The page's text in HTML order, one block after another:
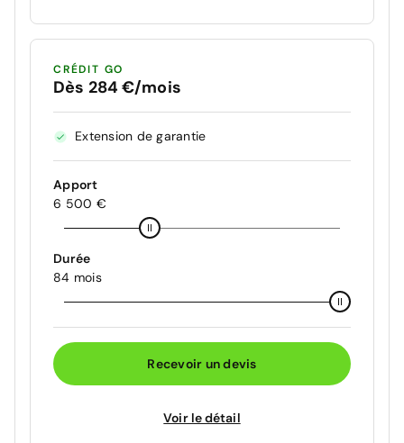
CRÉDIT GO
Dès 284 €/mois
Extension de garantie
Apport
6 500 €
Durée
84 mois
Recevoir un devis
Voir le détail